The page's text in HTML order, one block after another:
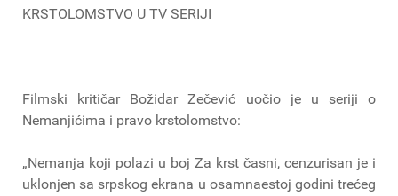
KRSTOLOMSTVO U TV SERIJI
Filmski kritičar Božidar Zečević uočio je u seriji o
Nemanjićima i pravo krstolomstvo:
„Nemanja koji polazi u boj Za krst časni, cenzurisan je i
uklonjen sa srpskog ekrana u osamnaestoj godini trećeg